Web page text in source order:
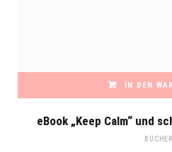
IN DEN
eBook „Keep Calm“ und
BÜCHER